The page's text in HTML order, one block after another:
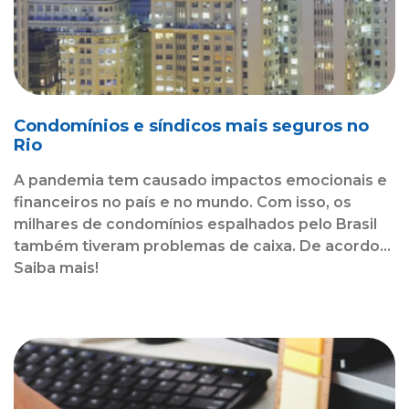
Condomínios e síndicos mais seguros no
Rio
A pandemia tem causado impactos emocionais e
financeiros no país e no mundo. Com isso, os
milhares de condomínios espalhados pelo Brasil
também tiveram problemas de caixa. De acordo...
Saiba mais!